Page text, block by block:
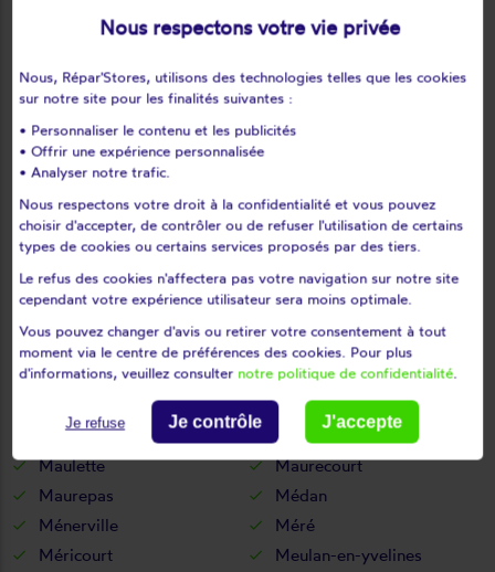
Le tartre-gaudran
Le tertre-saint-denis
Les alluets-le-roi
Les bréviaires
Les clayes-sous-bois
Les essarts-le-roi
Les loges-en-josas
Les mesnuls
Les mureaux
Limay
Limetz-villez
Lommoye
Longnes
Longvilliers
Louveciennes
L'étang-la-ville
Magnanville
Mantes-la-jolie
Mantes-la-ville
Marcq
Mareil-le-guyon
Mareil-sur-mauldre
Marly-le-roi
Maule
Maulette
Maurecourt
Maurepas
Médan
Ménerville
Méré
Méricourt
Meulan-en-yvelines
Nous respectons votre vie privée
Nous, Répar'Stores, utilisons des technologies telles que les cookies
sur notre site pour les finalités suivantes :
• Personnaliser le contenu et les publicités
• Offrir une expérience personnalisée
• Analyser notre trafic.
Nous respectons votre droit à la confidentialité et vous pouvez
choisir d'accepter, de contrôler ou de refuser l'utilisation de certains
types de cookies ou certains services proposés par des tiers.
Le refus des cookies n'affectera pas votre navigation sur notre site
cependant votre expérience utilisateur sera moins optimale.
Vous pouvez changer d'avis ou retirer votre consentement à tout
moment via le centre de préférences des cookies. Pour plus
d'informations, veuillez consulter notre politique de confidentialité.
Je refuse Je contrôle J'accepte